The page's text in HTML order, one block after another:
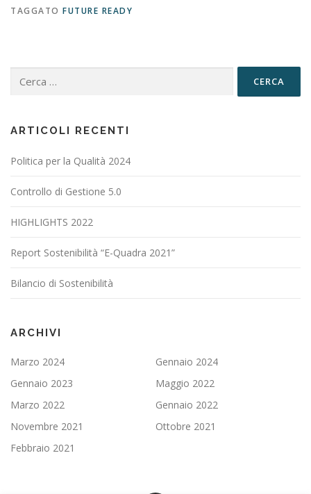
TAGGATO FUTURE READY
per:
ARTICOLI RECENTI
Politica per la Qualità 2024
Controllo di Gestione 5.0
HIGHLIGHTS 2022
Report Sostenibilità “E-Quadra 2021”
Bilancio di Sostenibilità
ARCHIVI
Marzo 2024
Gennaio 2024
Gennaio 2023
Maggio 2022
Marzo 2022
Gennaio 2022
Novembre 2021
Ottobre 2021
Febbraio 2021